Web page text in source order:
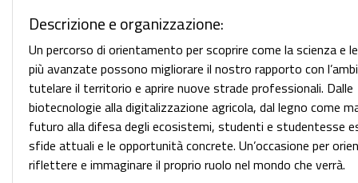
Descrizione e organizzazione:
Un percorso di orientamento per scoprire come la scienza e
più avanzate possono migliorare il nostro rapporto con
tutelare il territorio e aprire nuove strade professionali. Dalle
biotecnologie alla digitalizzazione agricola, dal legno come
futuro alla difesa degli ecosistemi, studenti e studentesse
sfide attuali e le opportunità concrete. Un’occasione per
riflettere e immaginare il proprio ruolo nel mondo che verrà.